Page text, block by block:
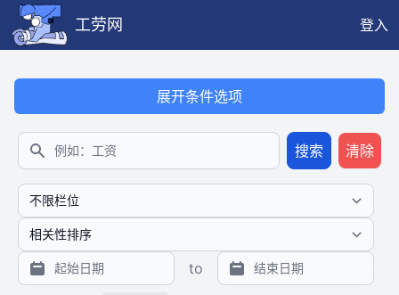
工劳网
登入
展开条件选项
搜索
搜索 清除
to